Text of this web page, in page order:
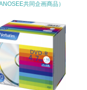
リーン購入
類を把握し、
共同企画商品）